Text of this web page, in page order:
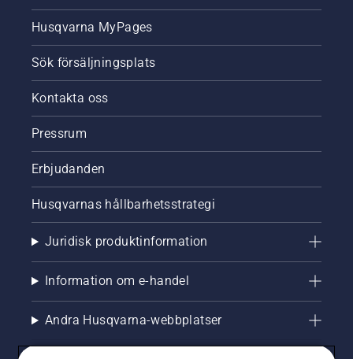
Husqvarna MyPages
Sök försäljningsplats
Kontakta oss
Pressrum
Erbjudanden
Husqvarnas hållbarhetsstrategi
Juridisk produktinformation
Information om e-handel
Andra Husqvarna-webbplatser